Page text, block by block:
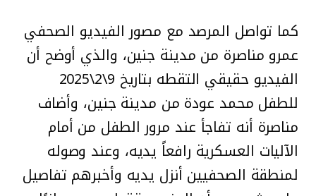
كما تواصل المرصد مع مصور الفيديو الصحفي
عمرو مناصرة من مدينة جنين، والذي أوضح أن
الفيديو حقيقي التقطه بتاريخ 9\2\2025
للطفل محمد عودة من مدينة جنين، وأضاف
مناصرة أنه تفاجأ عند مرور الطفل من أمام
الآليات العسكرية رافعاً يديه، وعند وصوله
لمنطقة الصحفيين أنزل يديه وأخبرهم تفاصيل